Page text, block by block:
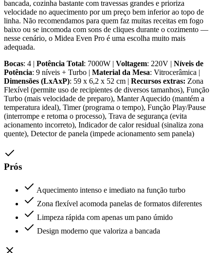
bancada, cozinha bastante com travessas grandes e prioriza
velocidade no aquecimento por um preço bem inferior ao topo de
linha. Não recomendamos para quem faz muitas receitas em fogo
baixo ou se incomoda com sons de cliques durante o cozimento —
nesse cenário, o Midea Even Pro é uma escolha muito mais
adequada.
Bocas: 4 | Potência Total: 7000W | Voltagem: 220V | Níveis de
Potência: 9 níveis + Turbo | Material da Mesa: Vitrocerâmica |
Dimensões (LxAxP): 59 x 6,2 x 52 cm | Recursos extras: Zona
Flexível (permite uso de recipientes de diversos tamanhos), Função
Turbo (mais velocidade de preparo), Manter Aquecido (mantém a
temperatura ideal), Timer (programa o tempo), Função Play/Pause
(interrompe e retoma o processo), Trava de segurança (evita
acionamento incorreto), Indicador de calor residual (sinaliza zona
quente), Detector de panela (impede acionamento sem panela)
Prós
Aquecimento intenso e imediato na função turbo
Zona flexível acomoda panelas de formatos diferentes
Limpeza rápida com apenas um pano úmido
Design moderno que valoriza a bancada